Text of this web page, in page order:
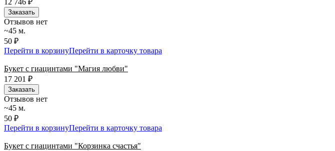
12 746 ₽
Заказать
Отзывов нет
~45 м.
50 ₽
Перейти в корзинуПерейти в карточку товара
Букет с гиацинтами "Магия любви"
17 201
₽
Заказать
Отзывов нет
~45 м.
50 ₽
Перейти в корзинуПерейти в карточку товара
Букет с гиацинтами "Корзинка счастья"